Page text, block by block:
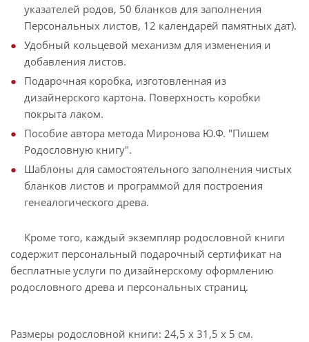
указателей родов, 50 бланков для заполнения
Персональных листов, 12 календарей памятных дат).
Удобный кольцевой механизм для изменения и
добавления листов.
Подарочная коробка, изготовленная из
дизайнерского картона. Поверхность коробки
покрыта лаком.
Пособие автора метода Миронова Ю.Ф. "Пишем
Родословную книгу".
Шаблоны для самостоятельного заполнения чистых
бланков листов и программой для построения
генеалогического древа.
Кроме того, каждый экземпляр родословной книги
содержит персональный подарочный сертификат на
бесплатные услуги по дизайнерскому оформлению
родословного древа и персональных страниц.
Размеры родословной книги: 24,5 х 31,5 х 5 см.